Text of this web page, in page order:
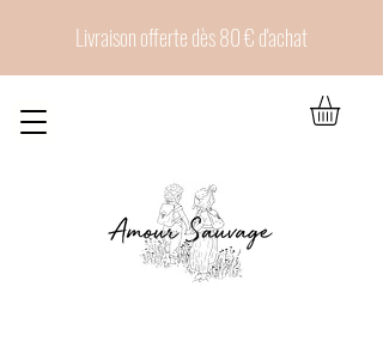
Livraison offerte dès 80 € d'achat